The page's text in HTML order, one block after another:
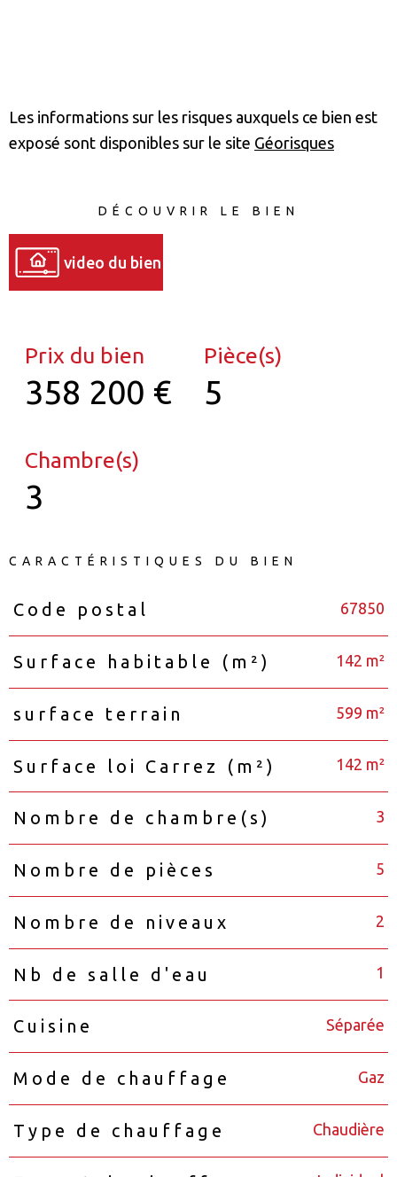
Les informations sur les risques auxquels ce bien est
exposé sont disponibles sur le site Géorisques
DÉCOUVRIR LE BIEN
video du bien
Prix du bien
358 200 €
Pièce(s)
5
Chambre(s)
3
CARACTÉRISTIQUES DU BIEN
Caractéristiques Valeurs
Code postal 67850
Surface habitable (m²) 142 m²
surface terrain 599 m²
Surface loi Carrez (m²) 142 m²
Nombre de chambre(s) 3
Nombre de pièces 5
Nombre de niveaux 2
Nb de salle d'eau 1
Cuisine Séparée
Mode de chauffage Gaz
Type de chauffage Chaudière